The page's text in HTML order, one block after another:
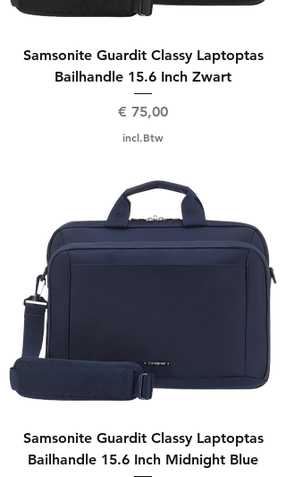
Samsonite Guardit Classy Laptoptas
Bailhandle 15.6 Inch Zwart
Prijs
€ 75,00
incl.Btw
Samsonite Guardit Classy Laptoptas
Bailhandle 15.6 Inch Midnight Blue